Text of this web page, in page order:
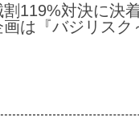
119%対決に決
画は『バジリス